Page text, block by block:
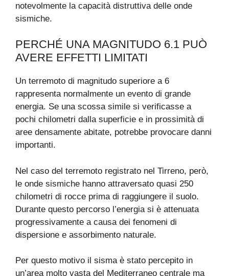
notevolmente la capacità distruttiva delle onde
sismiche.
PERCHÉ UNA MAGNITUDO 6.1 PUÒ
AVERE EFFETTI LIMITATI
Un terremoto di magnitudo superiore a 6
rappresenta normalmente un evento di grande
energia. Se una scossa simile si verificasse a
pochi chilometri dalla superficie e in prossimità di
aree densamente abitate, potrebbe provocare danni
importanti.
Nel caso del terremoto registrato nel Tirreno, però,
le onde sismiche hanno attraversato quasi 250
chilometri di rocce prima di raggiungere il suolo.
Durante questo percorso l’energia si è attenuata
progressivamente a causa dei fenomeni di
dispersione e assorbimento naturale.
Per questo motivo il sisma è stato percepito in
un’area molto vasta del Mediterraneo centrale ma